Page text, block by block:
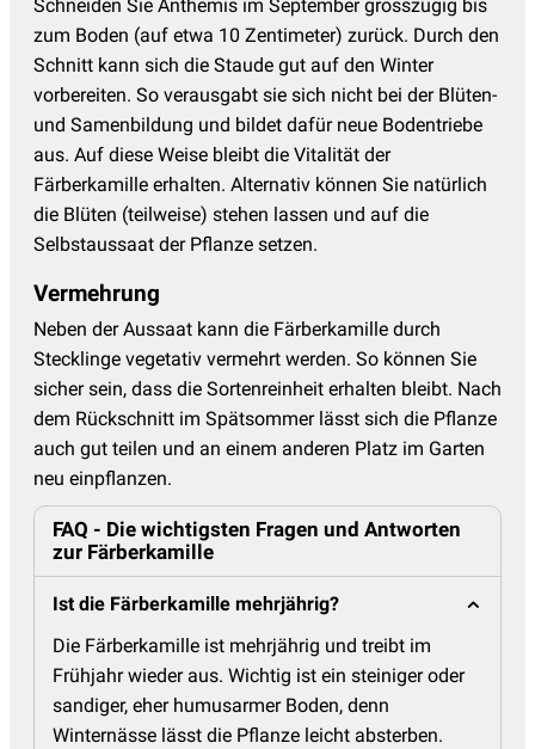
Schneiden Sie Anthemis im September grosszügig bis
zum Boden (auf etwa 10 Zentimeter) zurück. Durch den
Schnitt kann sich die Staude gut auf den Winter
vorbereiten. So verausgabt sie sich nicht bei der Blüten-
und Samenbildung und bildet dafür neue Bodentriebe
aus. Auf diese Weise bleibt die Vitalität der
Färberkamille erhalten. Alternativ können Sie natürlich
die Blüten (teilweise) stehen lassen und auf die
Selbstaussaat der Pflanze setzen.
Vermehrung
Neben der Aussaat kann die Färberkamille durch
Stecklinge vegetativ vermehrt werden. So können Sie
sicher sein, dass die Sortenreinheit erhalten bleibt. Nach
dem Rückschnitt im Spätsommer lässt sich die Pflanze
auch gut teilen und an einem anderen Platz im Garten
neu einpflanzen.
FAQ - Die wichtigsten Fragen und Antworten
zur Färberkamille
Ist die Färberkamille mehrjährig?
Die Färberkamille ist mehrjährig und treibt im
Frühjahr wieder aus. Wichtig ist ein steiniger oder
sandiger, eher humusarmer Boden, denn
Winternässe lässt die Pflanze leicht absterben.